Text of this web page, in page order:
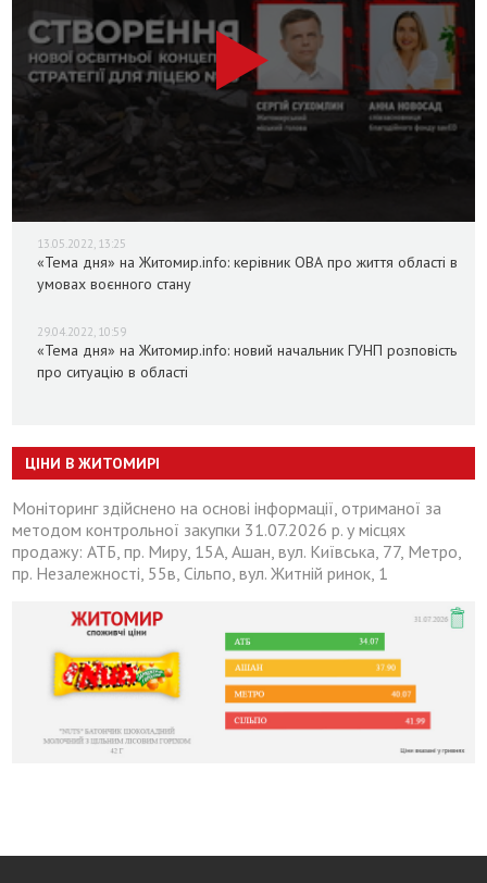
13.05.2022, 13:25
«Тема дня» на Житомир.info: керівник ОВА про життя області в
умовах воєнного стану
29.04.2022, 10:59
«Тема дня» на Житомир.info: новий начальник ГУНП розповість
про ситуацію в області
ЦІНИ В ЖИТОМИРІ
Моніторинг здійснено на основі інформації, отриманої за
методом контрольної закупки 31.07.2026 р. у місцях
продажу: АТБ, пр. Миру, 15А, Ашан, вул. Київська, 77, Метро,
пр. Незалежності, 55в, Сільпо, вул. Житній ринок, 1